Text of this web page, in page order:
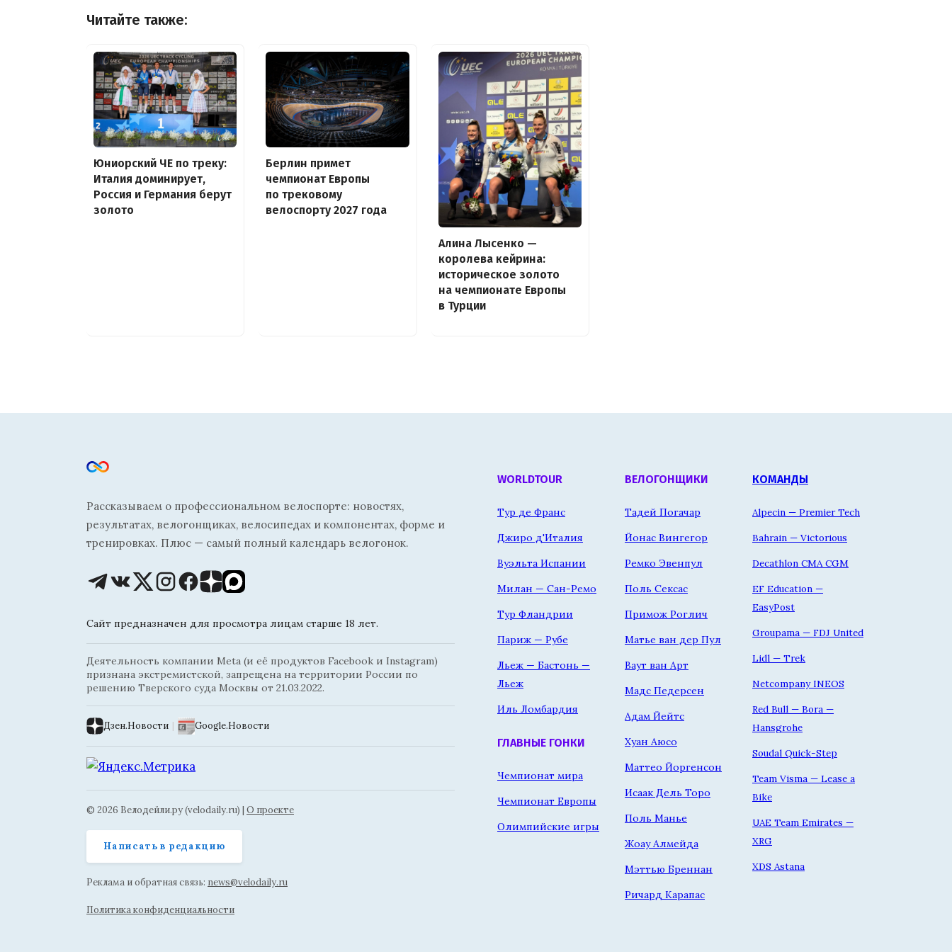
Читайте также:
Юниорский ЧЕ по треку:
Италия доминирует,
Россия и Германия берут
золото
Берлин примет
чемпионат Европы
по трековому
велоспорту 2027 года
Алина Лысенко —
королева кейрина:
историческое золото
на чемпионате Европы
в Турции
Рассказываем о профессиональном велоспорте: новостях,
результатах, велогонщиках, велосипедах и компонентах, форме и
тренировках. Плюс — самый полный календарь велогонок.
Сайт предназначен для просмотра лицам старше 18 лет.
Деятельность компании Meta (и её продуктов Facebook и Instagram)
признана экстремистской, запрещена на территории России по
решению Тверского суда Москвы от 21.03.2022.
Дзен.Новости | Google.Новости
© 2026 Велодейли.ру (velodaily.ru) | О проекте
Написать в редакцию
Реклама и обратная связь: news@velodaily.ru
Политика конфиденциальности
WORLDTOUR
Тур де Франс
Джиро д'Италия
Вуэльта Испании
Милан — Сан-Ремо
Тур Фландрии
Париж — Рубе
Льеж — Бастонь —
Льеж
Иль Ломбардия
ГЛАВНЫЕ ГОНКИ
Чемпионат мира
Чемпионат Европы
Олимпийские игры
ВЕЛОГОНЩИКИ
Тадей Погачар
Йонас Вингегор
Ремко Эвенпул
Поль Сексас
Примож Роглич
Матье ван дер Пул
Ваут ван Арт
Мадс Педерсен
Адам Йейтс
Хуан Аюсо
Маттео Йоргенсон
Исаак Дель Торо
Поль Манье
Жоау Алмейда
Мэттью Бреннан
Ричард Карапас
КОМАНДЫ
Alpecin — Premier Tech
Bahrain — Victorious
Decathlon CMA CGM
EF Education —
EasyPost
Groupama — FDJ United
Lidl — Trek
Netcompany INEOS
Red Bull — Bora —
Hansgrohe
Soudal Quick-Step
Team Visma — Lease a
Bike
UAE Team Emirates —
XRG
XDS Astana